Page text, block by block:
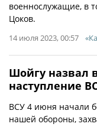
военнослужащие, в
Цоков.
14 июля 2023, 00:57
Шойгу назвал
наступление
ВСУ 4 июня начали
нашей обороны,